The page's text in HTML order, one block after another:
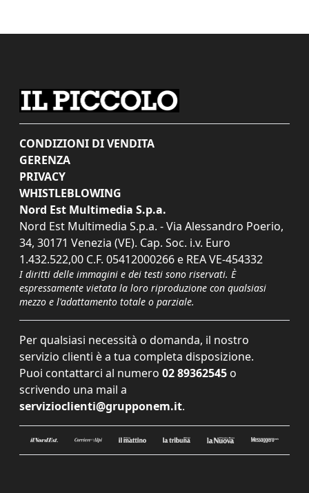
CONDIZIONI DI VENDITA
GERENZA
PRIVACY
WHISTLEBLOWING
Nord Est Multimedia S.p.a.
Nord Est Multimedia S.p.a. - Via Alessandro Poerio,
34, 30171 Venezia (VE). Cap. Soc. i.v. Euro
1.432.522,00 C.F. 05412000266 e REA VE-454332
I diritti delle immagini e dei testi sono riservati. È
espressamente vietata la loro riproduzione con qualsiasi
mezzo e l'adattamento totale o parziale.
Per qualsiasi necessità o domanda, il nostro
servizio clienti è a tua completa disposizione.
Puoi contattarci al numero 02 89362545 o
scrivendo una mail a
servizioclienti@grupponem.it.